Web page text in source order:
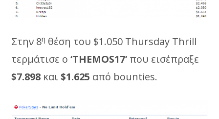
Στην 8η θέση του $1.050 Thursday Thrill
τερμάτισε ο ‘THEMOS17’που εισέπραξε
$7.898και $1.625 από bounties.